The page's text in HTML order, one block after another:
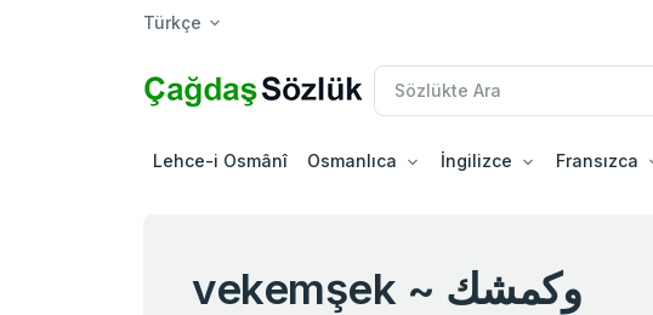
Türkçe
Lehce-i Osmânî Osmanlıca İngilizce Fransızca
vekemşek ~ وكمشك